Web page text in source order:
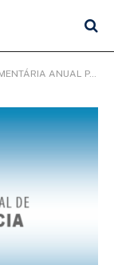
O EXERCÍCIO DE 2026